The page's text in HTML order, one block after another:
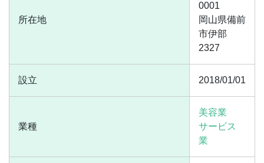
所在地
0001
岡山県備前
市伊部
2327
設立 2018/01/01
業種
美容業
サービス
業